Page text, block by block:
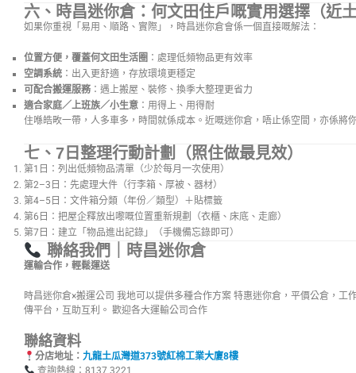
六、時昌迷你倉：何文田住戶嘅實用選擇（近
如果你重視「易用、順路、實際」，時昌迷你倉會係一個直接嘅解法：
位置方便，覆蓋何文田生活圈 ：處理低頻物品更有效率
空調系統 ：出入更舒適，存放環境更穩定
可配合搬運服務 ：遇上搬屋、裝修、換季大整理更省力
適合家庭／上班族／小生意 ：用得上、用得耐
住喺皓畋一帶，人多車多，時間就係成本。近嘅迷你倉，唔止係空間，亦係將
七、7日整理行動計劃（照住做最見效）
第1日：列出低頻物品清單（少於每月一次使用）
第2–3日：先處理大件（行李箱、厚被、器材）
第4–5日：文件箱分類（年份／類型）＋貼標籤
第6日：把屋企釋放出嚟嘅位置重新規劃（衣櫃、床底、走廊）
第7日：建立「物品進出記錄」（手機備忘錄即可）
聯絡我們｜時昌迷你倉
運輸合作，輕鬆運送
時昌迷你倉×搬運公司 我地可以提供多種合作方案 特惠迷你倉，平價公倉，工
傳平台，互助互利。 歡迎各大運輸公司合作
聯絡資料
分店地址： 九龍土瓜灣道373號紅棉工業大廈8樓
查詢熱線：8137 3221